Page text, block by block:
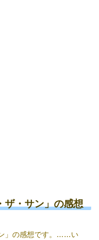
ザ・サン」の感想
」の感想です。……い